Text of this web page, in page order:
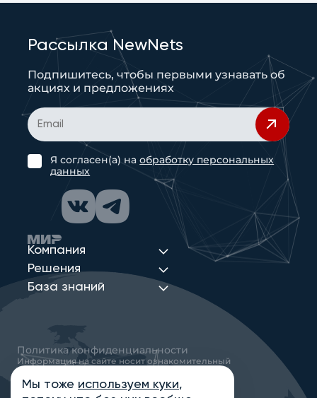
Компания
Решения
База знаний
Рассылка NewNets
Подпишитесь, чтобы первыми узнавать об
акциях и предложениях
Я согласен(а) наобработку персональных
данных
Политика конфиденциальности
Информация на сайте носит ознакомительный
характер и не является публичной офертой,
определяемой положениями статьи 437
Гражданского кодекса РФ
Мы тоже используем куки,